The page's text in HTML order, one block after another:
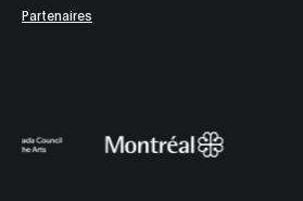
Partenaires